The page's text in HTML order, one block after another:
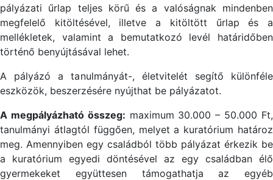
pályázati űrlap teljes körű és a valóságnak mindenben
megfelelő kitöltésével, illetve a kitöltött űrlap és a
mellékletek, valamint a bemutatkozó levél határidőben
történő benyújtásával lehet.
A pályázó a tanulmányát-, életvitelét segítő különféle
eszközök, beszerzésére nyújthat be pályázatot.
A megpályázható összeg: maximum 30.000 – 50.000 Ft,
tanulmányi átlagtól függően, melyet a kuratórium határoz
meg. Amennyiben egy családból több pályázat érkezik be
a kuratórium egyedi döntésével az egy családban élő
gyermekeket együttesen támogathatja az egyéb